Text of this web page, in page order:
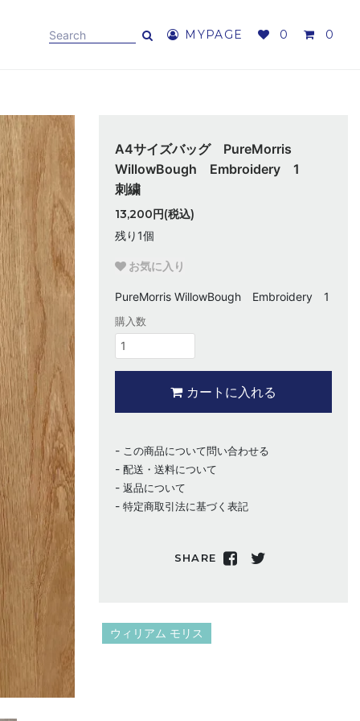
MYPAGE 0 0
A4サイズバッグ PureMorris
WillowBough Embroidery 1
刺繍
13,200円(税込)
残り1個
お気に入り
PureMorris WillowBough Embroidery 1
購入数
カートに入れる
この商品について問い合わせる
配送・送料について
返品について
特定商取引法に基づく表記
SHARE
ウィリアム モリス